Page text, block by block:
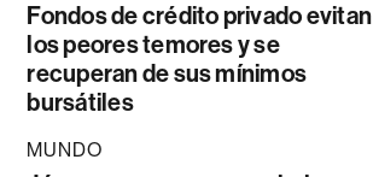
Fondos de crédito privado evitan
los peores temores y se
recuperan de sus mínimos
bursátiles
MUNDO